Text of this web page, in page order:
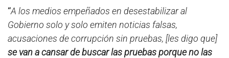
“A los medios empeñados en desestabilizar al
Gobierno solo y solo emiten noticias falsas,
acusaciones de corrupción sin pruebas, [les digo que]
se van a cansar de buscar las pruebas porque no las